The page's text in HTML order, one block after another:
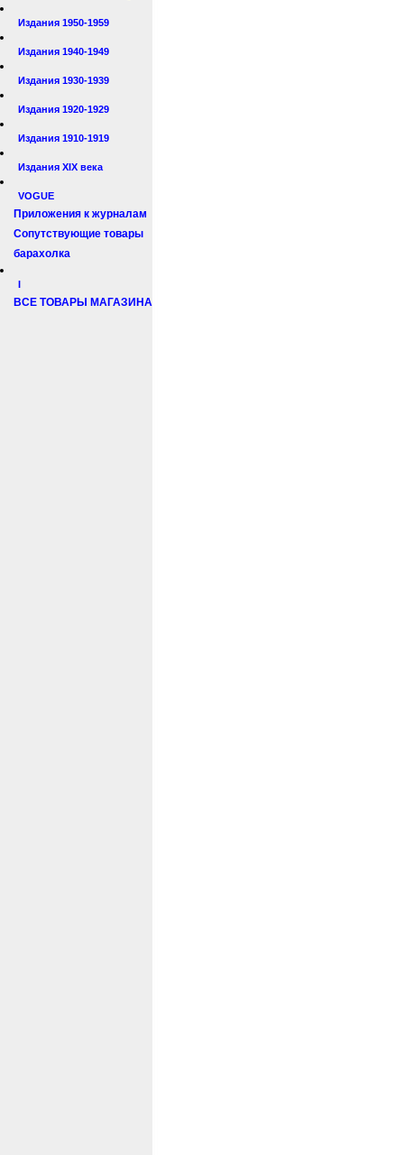
Издания 1950-1959
Издания 1940-1949
Издания 1930-1939
Издания 1920-1929
Издания 1910-1919
Издания XIX века
VOGUE
Приложения к журналам
Сопутствующие товары
барахолка
I
ВСЕ ТОВАРЫ МАГАЗИНА